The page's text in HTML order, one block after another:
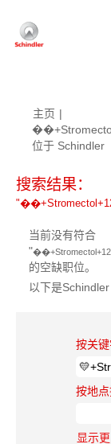
主页 |
位于 Schindler
搜索结果：
当前没有符合
"
的空缺职位。
以下是
按关
按地
显示